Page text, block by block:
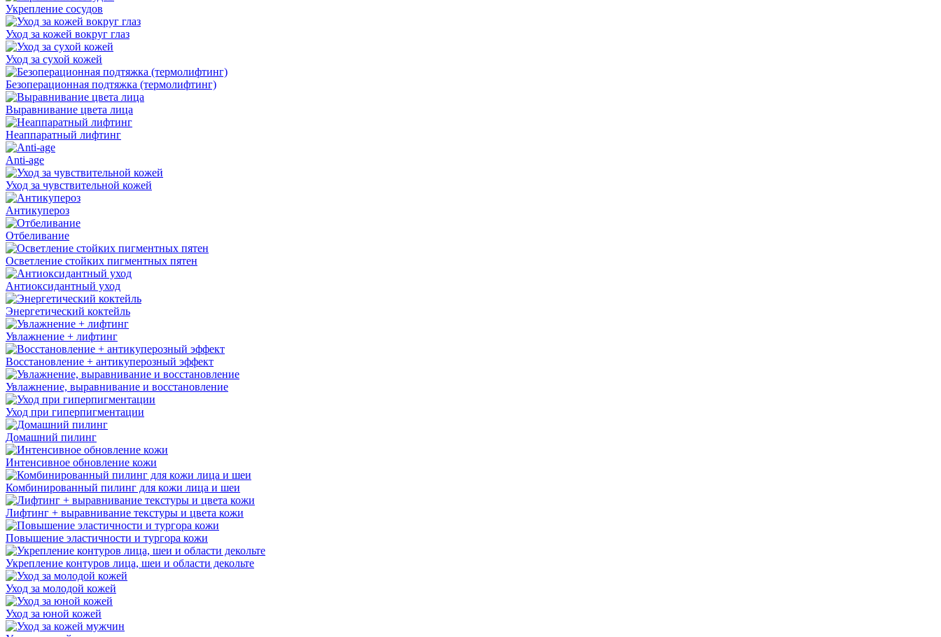
Укрепление сосудов
Уход за кожей вокруг глаз
Уход за сухой кожей
Безоперационная подтяжка (термолифтинг)
Выравнивание цвета лица
Неаппаратный лифтинг
Anti-age
Уход за чувствительной кожей
Антикупероз
Отбеливание
Осветление стойких пигментных пятен
Антиоксидантный уход
Энергетический коктейль
Увлажнение + лифтинг
Восстановление + антикуперозный эффект
Увлажнение, выравнивание и восстановление
Уход при гиперпигментации
Домашний пилинг
Интенсивное обновление кожи
Комбинированный пилинг для кожи лица и шеи
Лифтинг + выравнивание текстуры и цвета кожи
Повышение эластичности и тургора кожи
Укрепление контуров лица, шеи и области декольте
Уход за молодой кожей
Уход за юной кожей